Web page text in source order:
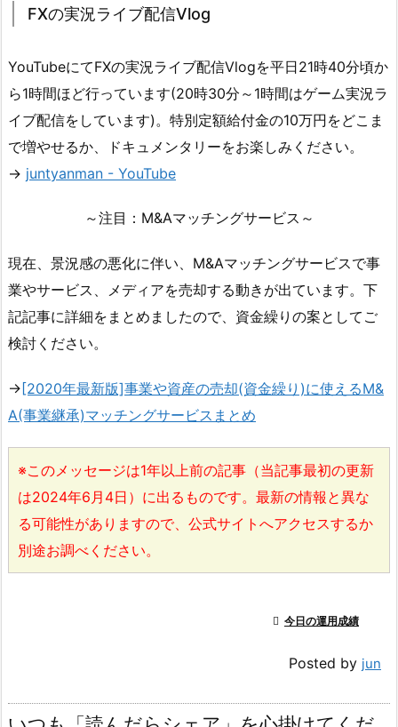
FXの実況ライブ配信Vlog
YouTubeにてFXの実況ライブ配信Vlogを平日21時40分頃か
ら1時間ほど行っています(20時30分～1時間はゲーム実況ラ
イブ配信をしています)。特別定額給付金の10万円をどこま
で増やせるか、ドキュメンタリーをお楽しみください。
→ juntyanman - YouTube
～注目：M&Aマッチングサービス～
現在、景況感の悪化に伴い、M&Aマッチングサービスで事
業やサービス、メディアを売却する動きが出ています。下
記記事に詳細をまとめましたので、資金繰りの案としてご
検討ください。
→[2020年最新版]事業や資産の売却(資金繰り)に使えるM&
A(事業継承)マッチングサービスまとめ
※このメッセージは1年以上前の記事（当記事最初の更新
は2024年6月4日）に出るものです。最新の情報と異な
る可能性がありますので、公式サイトへアクセスするか
別途お調べください。
 今日の運用成績
Posted by jun